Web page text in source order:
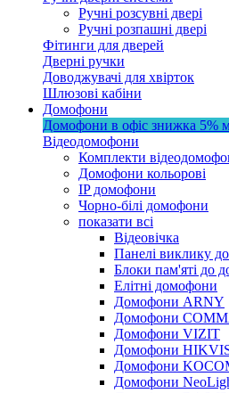
Ручні розсувні двері
Ручні розпашні двері
Фітинги для дверей
Дверні ручки
Доводжувачі для хвірток
Шлюзові кабіни
Домофони
Домофони в офіс знижка 5%
Відеодомофони
Комплекти
Домофони кольорові
IP домофони
Чорно-білі домофони
показати всі
Відеовічка
Панелі виклику
Блоки пам'яті до
Елітні домофони
Домофони ARNY
Домофони
Домофони VIZIT
Домофони
Домофони
Домофони